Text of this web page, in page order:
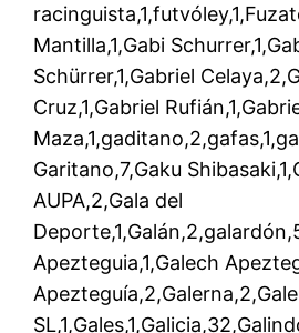
Mantilla,1,Gabi
Schürrer,1,Gabriel
Cruz,1,Gabriel
Garitano,7,Gaku
AUPA,2,Gala del
Apezteguia,1,Galech